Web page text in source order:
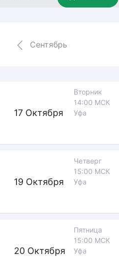
Локомотив
Сентябрь
17 Октября
Вторник
14:00 МСК
Уфа
19 Октября
Четверг
15:00 МСК
Уфа
20 Октября
Пятница
15:00 МСК
Уфа